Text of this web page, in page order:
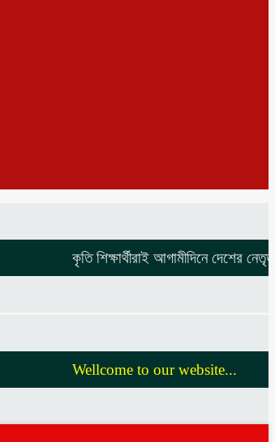
কৃতি শিক্ষার্থীরাই আগামীদিনে দেশের নেতৃত্ব
Wellcome to our website...